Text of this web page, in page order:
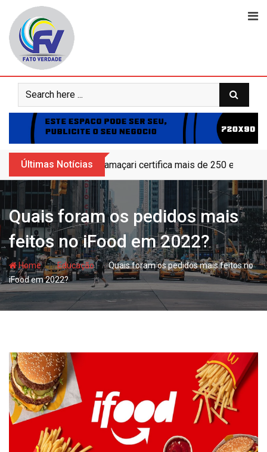
content
Últimas Notícias Camaçari certifica mais de 250
Quais foram os pedidos mais
feitos no iFood em 2022?
Home- hjEducação- hjQuais foram os pedidos mais feitos no
iFood em 2022?